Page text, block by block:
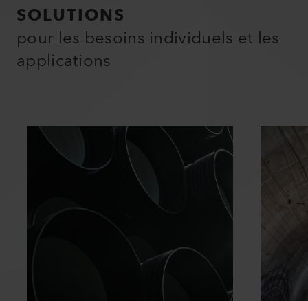
SOLUTIONS
pour les besoins individuels et les
applications